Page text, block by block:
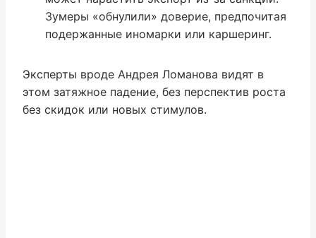
Зумеры «обнулили» доверие, предпочитая
подержанные иномарки или каршеринг.
Эксперты вроде Андрея Ломанова видят в
этом затяжное падение, без перспектив роста
без скидок или новых стимулов.